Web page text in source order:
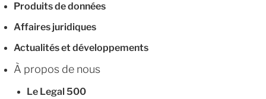
Produits de données
Affaires juridiques
Actualités et développements
À propos de nous
Le Legal 500